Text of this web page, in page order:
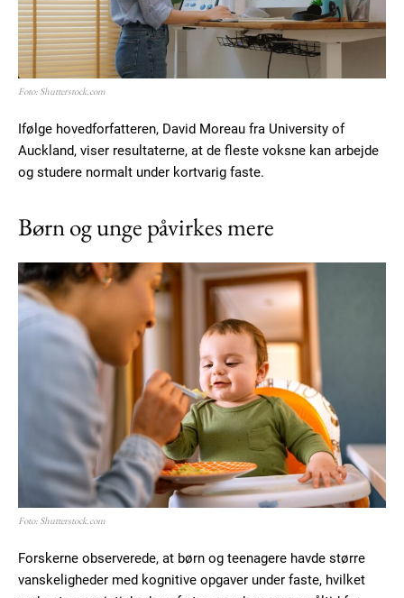
Foto: Shutterstock.com
Ifølge hovedforfatteren, David Moreau fra University of
Auckland, viser resultaterne, at de fleste voksne kan arbejde
og studere normalt under kortvarig faste.
Børn og unge påvirkes mere
Foto: Shutterstock.com
Forskerne observerede, at børn og teenagere havde større
vanskeligheder med kognitive opgaver under faste, hvilket